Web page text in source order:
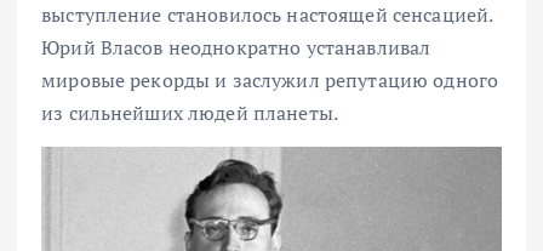
выступление становилось настоящей сенсацией.
Юрий Власов неоднократно устанавливал
мировые рекорды и заслужил репутацию одного
из сильнейших людей планеты.